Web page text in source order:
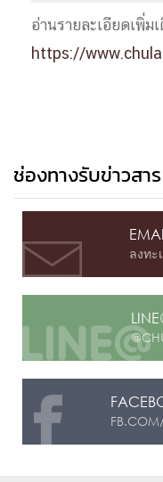
อ่านรายละเอียดเพิ่ม
https://
ช่องทางรับข่าวสาร
ลงทะ